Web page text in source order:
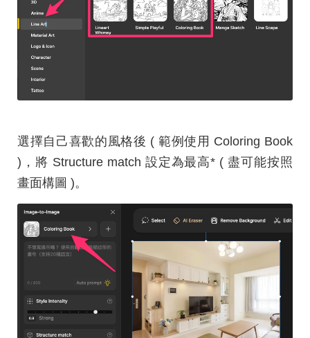
選擇自己喜歡的風格後 ( 範例使用 Coloring Book
)，將 Structure match 設定為最高* ( 盡可能按照
畫面構圖 )。